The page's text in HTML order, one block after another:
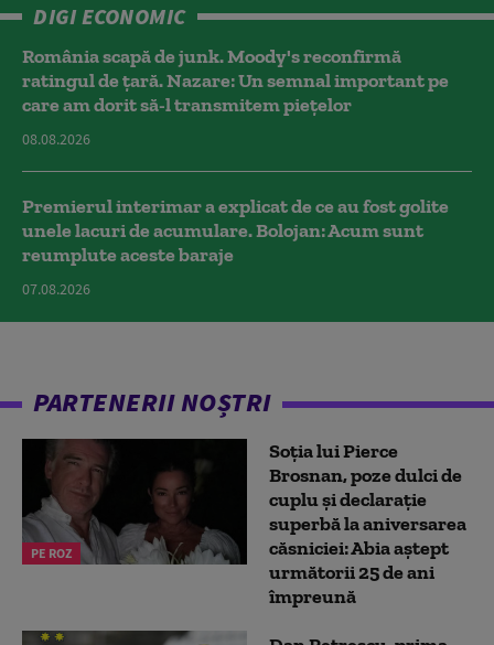
DIGI ECONOMIC
România scapă de junk. Moody's reconfirmă
ratingul de țară. Nazare: Un semnal important pe
care am dorit să-l transmitem piețelor
08.08.2026
Premierul interimar a explicat de ce au fost golite
unele lacuri de acumulare. Bolojan: Acum sunt
reumplute aceste baraje
07.08.2026
PARTENERII NOȘTRI
PE ROZ
Soția lui Pierce
Brosnan, poze dulci de
cuplu și declarație
superbă la aniversarea
căsniciei: Abia aștept
următorii 25 de ani
împreună